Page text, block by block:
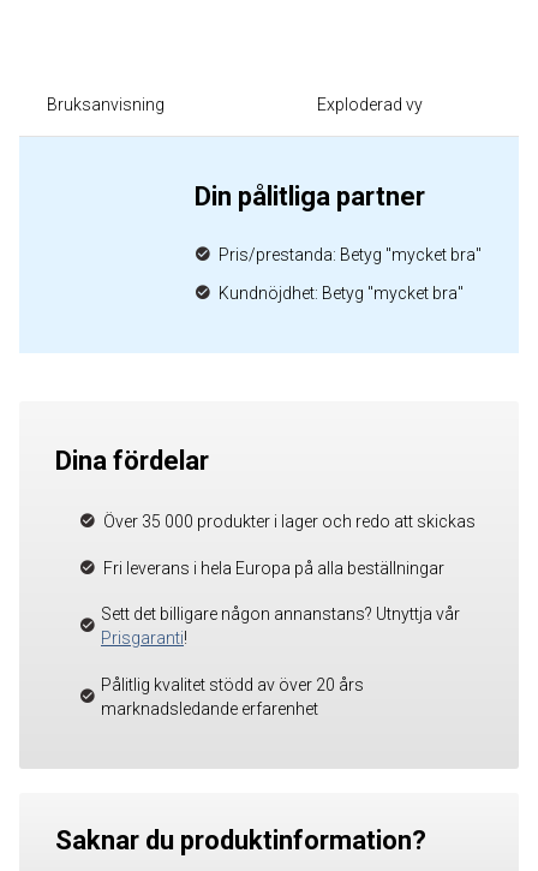
Bruksanvisning Exploderad vy
Din pålitliga partner
Pris/prestanda: Betyg "mycket bra"
Kundnöjdhet: Betyg "mycket bra"
Dina fördelar
Över 35 000 produkter i lager och redo att skickas
Fri leverans i hela Europa på alla beställningar
Sett det billigare någon annanstans? Utnyttja vår
Prisgaranti!
Pålitlig kvalitet stödd av över 20 års
marknadsledande erfarenhet
Saknar du produktinformation?